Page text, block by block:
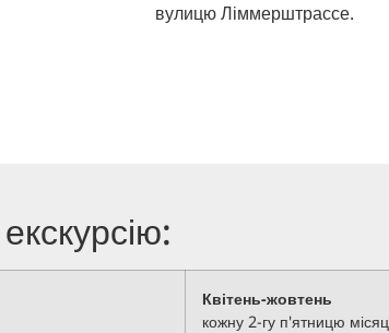
вулицю Ліммерштрассе.
Квітень-жовтень
кожну 2-гу п'ятницю